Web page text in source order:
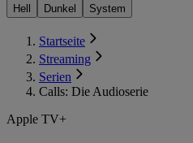
Hell Dunkel System
Startseite
Streaming
Serien
Calls: Die Audioserie
Apple TV+